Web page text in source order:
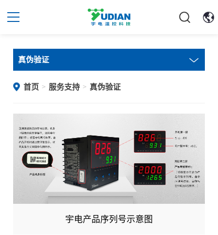
真伪验证
首页 > 服务支持 > 真伪验证
宇电产品序列号示意图